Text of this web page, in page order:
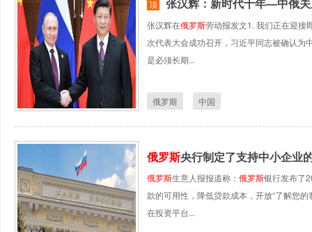
顶
张汉辉在俄罗斯劳动报发文1. 我们正在迎接
次代表大会成功召开，习近平同志被确认为
是必须长期...
俄罗斯 中国
俄罗斯央行制定了支持中小企业
俄罗斯生意人报报道称： 俄罗斯银行发布了
款的可用性，降低贷款成本，开放“了解您
在投资平台...